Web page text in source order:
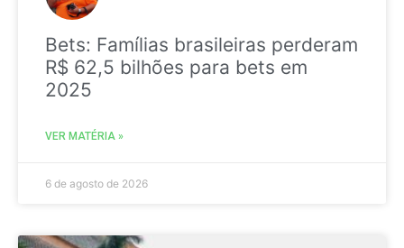
Bets: Famílias brasileiras perderam
R$ 62,5 bilhões para bets em
2025
VER MATÉRIA »
6 de agosto de 2026